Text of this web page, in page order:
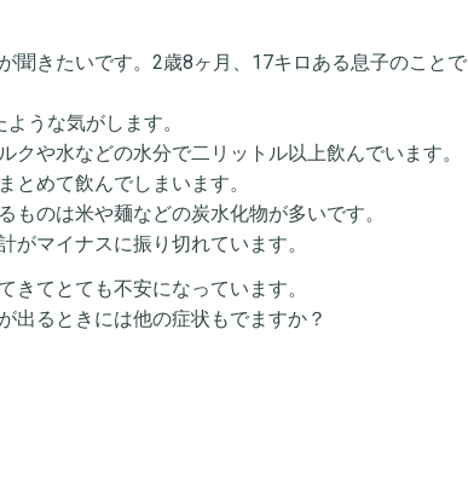
聞きたいです。2歳8ヶ月、17キロある息子のことで
うな気がします。
クや水などの水分で二リットル以上飲んでいます。
とめて飲んでしまいます。
のは米や麺などの炭水化物が多いです。
がマイナスに振り切れています。
てとても不安になっています。
出るときには他の症状もでますか？